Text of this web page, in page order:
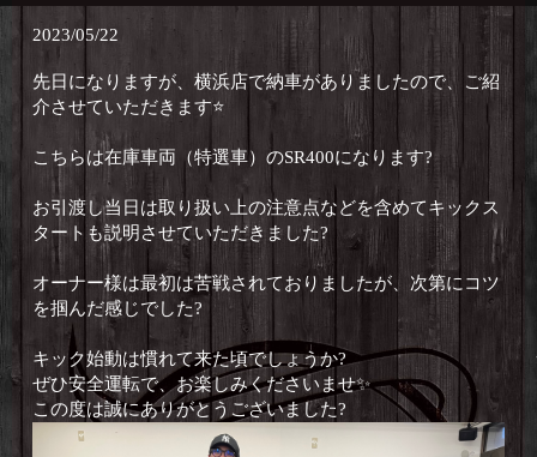
2023/05/22
先日になりますが、横浜店で納車がありましたので、ご紹
介させていただきます⭐️
こちらは在庫車両（特選車）のSR400になります?
お引渡し当日は取り扱い上の注意点などを含めてキックス
タートも説明させていただきました?
オーナー様は最初は苦戦されておりましたが、次第にコツ
を掴んだ感じでした?
キック始動は慣れて来た頃でしょうか?
ぜひ安全運転で、お楽しみくださいませ✨
この度は誠にありがとうございました?